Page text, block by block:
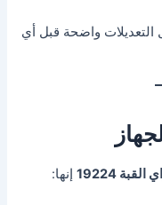
التعديلات واضحة قبل أي
19224 إنها: